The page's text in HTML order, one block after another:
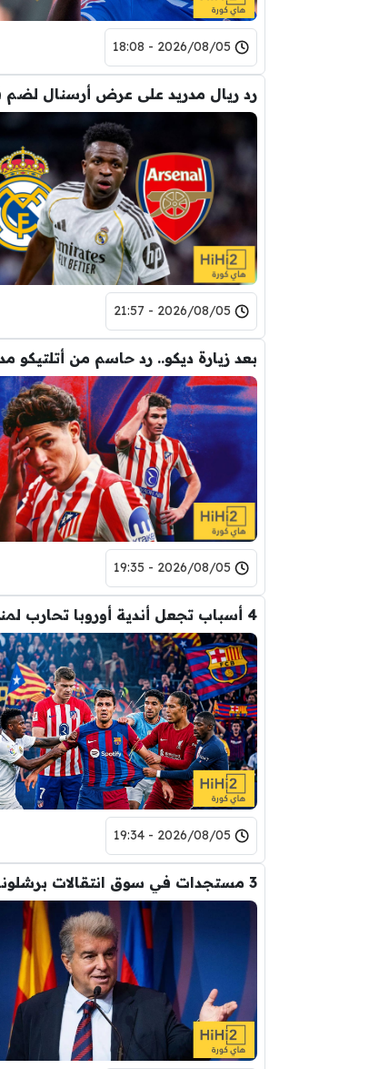
2026/08/05 - 18:08
2026/08/05 - 21:57
2026/08/05 - 19:35
2026/08/05 - 19:34
3 مستجدات في سوق انتقالات برشلونة